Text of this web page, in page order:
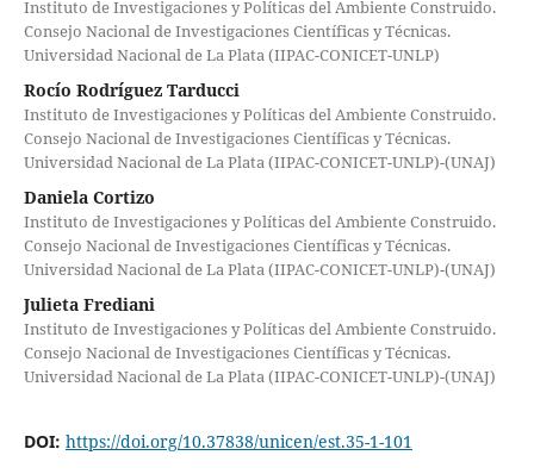
Instituto de Investigaciones y Políticas del Ambiente Construido.
Consejo Nacional de Investigaciones Científicas y Técnicas.
Universidad Nacional de La Plata (IIPAC-CONICET-UNLP)
Rocío Rodríguez Tarducci
Instituto de Investigaciones y Políticas del Ambiente Construido.
Consejo Nacional de Investigaciones Científicas y Técnicas.
Universidad Nacional de La Plata (IIPAC-CONICET-UNLP)-(UNAJ)
Daniela Cortizo
Instituto de Investigaciones y Políticas del Ambiente Construido.
Consejo Nacional de Investigaciones Científicas y Técnicas.
Universidad Nacional de La Plata (IIPAC-CONICET-UNLP)-(UNAJ)
Julieta Frediani
Instituto de Investigaciones y Políticas del Ambiente Construido.
Consejo Nacional de Investigaciones Científicas y Técnicas.
Universidad Nacional de La Plata (IIPAC-CONICET-UNLP)-(UNAJ)
DOI: https://doi.org/10.37838/unicen/est.35-1-101